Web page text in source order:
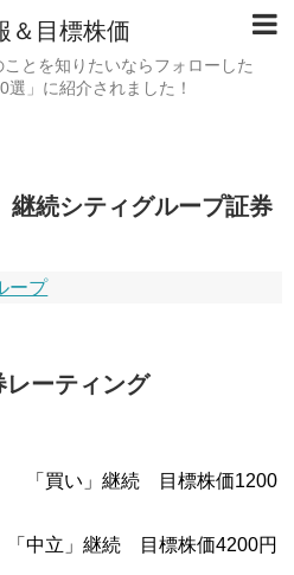
＆目標株価
とを知りたいならフォローした
」に紹介されました！
継続シティグループ証券
ープ
レーティング
「買い」継続 目標株価1200
「中立」継続 目標株価4200円